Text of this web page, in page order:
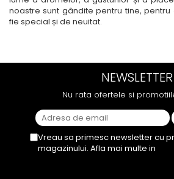
noastre sunt gândite pentru tine,
fie special și de neuitat.
NEWSLETTER
Nu rata ofertele si
Vreau sa primesc newsletter cu
magazinului. Afla mai multe in